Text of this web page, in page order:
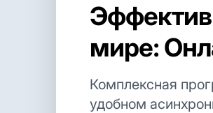
мире:
Комплексная
удобном